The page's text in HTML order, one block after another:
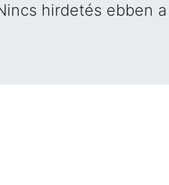
hirdetés ebben